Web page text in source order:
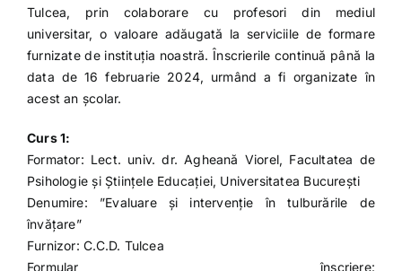
Tulcea, prin colaborare cu profesori din mediul
universitar, o valoare adăugată la serviciile de formare
furnizate de instituția noastră. Înscrierile continuă până la
data de 16 februarie 2024, urmând a fi organizate în
acest an școlar.
Curs 1:
Formator: Lect. univ. dr. Agheană Viorel, Facultatea de
Psihologie și Științele Educației, Universitatea București
Denumire: ”Evaluare și intervenție în tulburările de
învățare”
Furnizor: C.C.D. Tulcea
Formular înscriere: